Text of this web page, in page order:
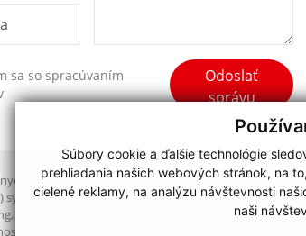
Súbory cookie a ďalšie technológie
prehliadania našich webových stránok, na
cielené reklamy, na analýzu návštevnosti
naši
sa so spracúvaním
Odoslať
správu
informácií s
ECHELON 2,
,
webex.digital, s.r.o.
webdesign